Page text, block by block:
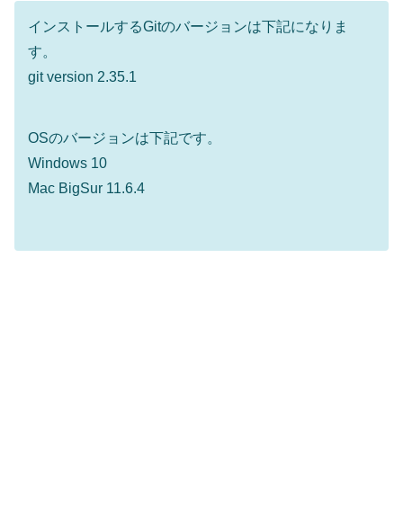
インストールするGitのバージョンは下記になりま
す。
git version 2.35.1
OSのバージョンは下記です。
Windows 10
Mac BigSur 11.6.4